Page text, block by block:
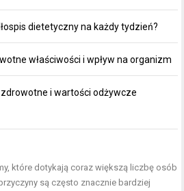
dietetyczny na każdy tydzień?
właściwości i wpływ na organizm
i wartości odżywcze
które dotykają coraz większą liczbę osób
są często znacznie bardziej